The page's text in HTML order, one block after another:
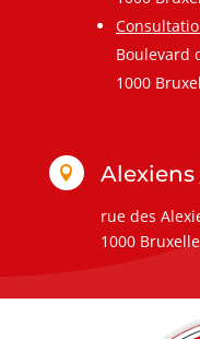
Boulevard
1000
 Alexiens
rue des
1000